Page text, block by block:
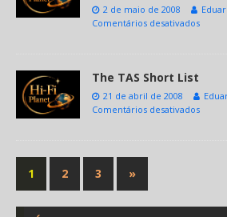
2 de maio de 2008
Comentários desativados
The TAS Short List
21 de abril de 2008
Comentários desativados
1 2 3 »